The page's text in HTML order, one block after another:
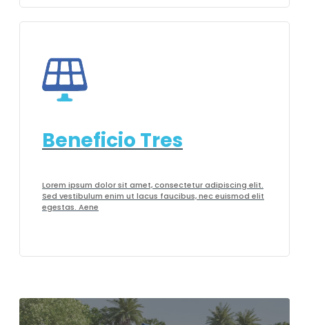
Beneficio Tres
Lorem ipsum dolor sit amet, consectetur adipiscing elit.
Sed vestibulum enim ut lacus faucibus, nec euismod elit
egestas. Aene